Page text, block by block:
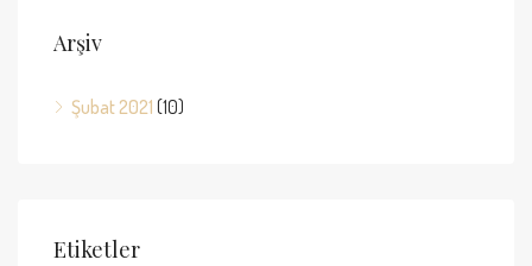
Arşiv
Şubat 2021 (10)
Etiketler